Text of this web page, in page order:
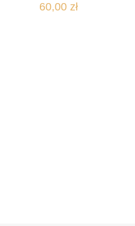
60,00 zł